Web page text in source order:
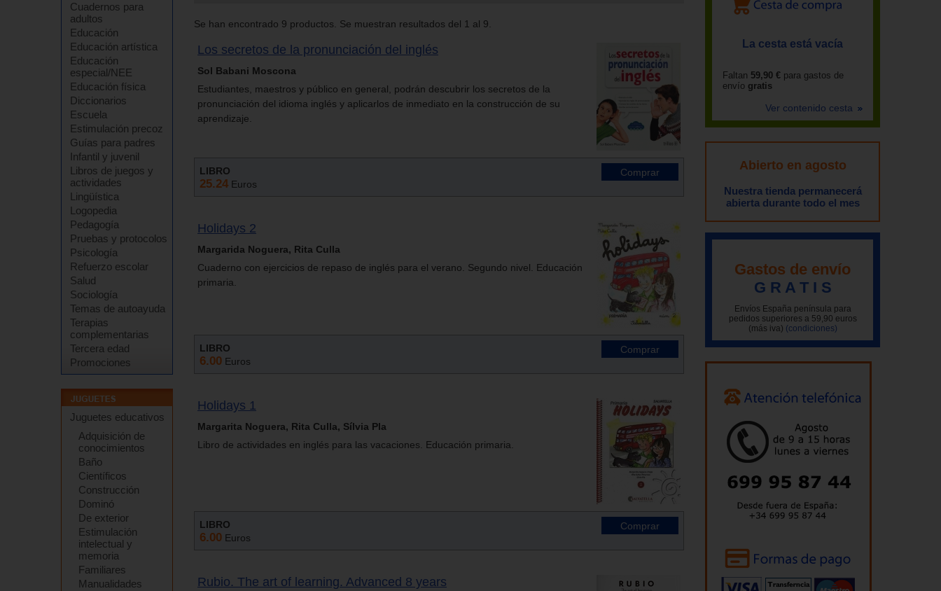
Cuadernos para
adultos
Educación
Educación artística
Educación
especial/NEE
Educación física
Diccionarios
Escuela
Estimulación precoz
Guías para padres
Infantil y juvenil
Libros de juegos y
actividades
Lingüística
Logopedia
Pedagogía
Pruebas y protocolos
Psicología
Refuerzo escolar
Salud
Sociología
Temas de autoayuda
Terapias
complementarias
Tercera edad
Promociones
Juguetes educativos
Adquisición de
conocimientos
Baño
Científicos
Construcción
Dominó
De exterior
Estimulación
intelectual y
memoria
Familiares
Manualidades
Se han encontrado 9 productos. Se muestran resultados del 1 al 9.
Los secretos de la pronunciación del inglés
Sol Babani Moscona
Estudiantes, maestros y público en general, podrán descubrir los secretos de la
pronunciación del idioma inglés y aplicarlos de inmediato en la construcción de su
aprendizaje.
LIBRO
25.24 Euros
Holidays 2
Margarida Noguera, Rita Culla
Cuaderno con ejercicios de repaso de inglés para el verano. Segundo nivel. Educación
primaria.
LIBRO
6.00 Euros
Holidays 1
Margarita Noguera, Rita Culla, Sílvia Pla
Libro de actividades en inglés para las vacaciones. Educación primaria.
LIBRO
6.00 Euros
Rubio. The art of learning. Advanced 8 years
La cesta está vacía
Faltan 59,90 € para gastos de
envío gratis
Ver contenido cesta
Abierto en agosto
Nuestra tienda permanecerá
abierta durante todo el mes
Gastos de envío
G R A T I S
Envíos España península para
pedidos superiores a 59,90 euros
(más iva) (condiciones)